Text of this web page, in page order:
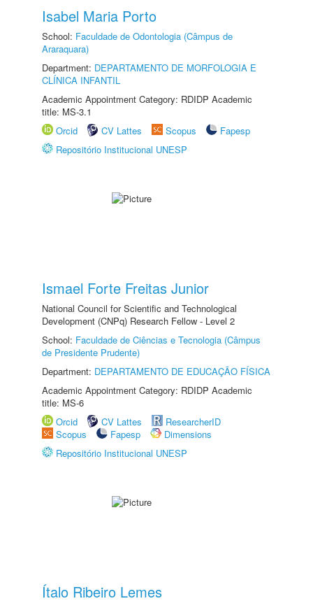
Isabel Maria Porto
School: Faculdade de Odontologia (Câmpus de
Araraquara)
Department: DEPARTAMENTO DE MORFOLOGIA E
CLÍNICA INFANTIL
Academic Appointment Category: RDIDP Academic
title: MS-3.1
Orcid
CV Lattes Scopus
Fapesp
Repositório Institucional UNESP
Ismael Forte Freitas Junior
National Council for Scientific and Technological
Development (CNPq) Research Fellow - Level 2
School: Faculdade de Ciências e Tecnologia (Câmpus
de Presidente Prudente)
Department: DEPARTAMENTO DE EDUCAÇÃO FÍSICA
Academic Appointment Category: RDIDP Academic
title: MS-6
Orcid
CV Lattes
ResearcherID
Scopus
Fapesp
Dimensions
Repositório Institucional UNESP
Ítalo Ribeiro Lemes